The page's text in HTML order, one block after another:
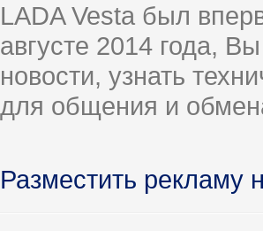
LADA Vesta был
августе 2014 года,
новости, узнать
для общения и
Разместить рекламу